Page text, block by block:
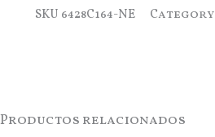
SKU 6428C164-NE Category
Productos relacionados